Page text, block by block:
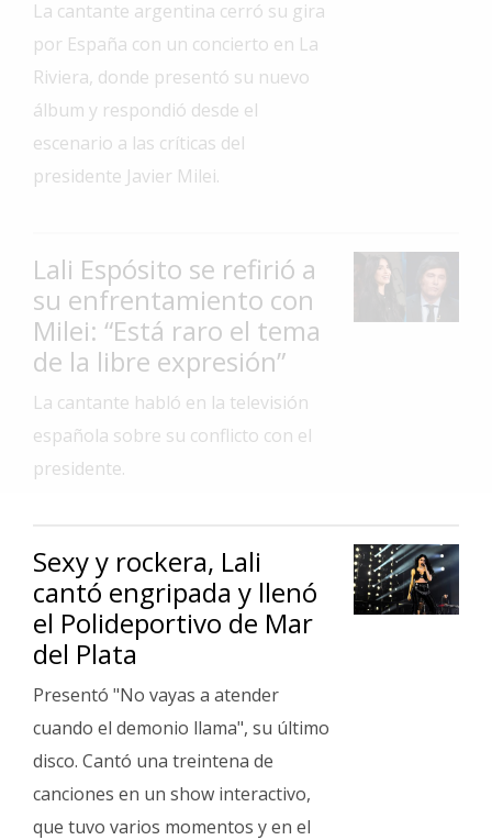
General
Ciudad
Cartelera
Fotos
de
Clasificados
La cantante argentina cerró su gira
por España con un concierto en La
Riviera, donde presentó su nuevo
álbum y respondió desde el
escenario a las críticas del
presidente Javier Milei.
Lali Espósito se refirió a
su enfrentamiento con
Milei: “Está raro el tema
de la libre expresión”
La cantante habló en la televisión
española sobre su conflicto con el
presidente.
Sexy y rockera, Lali
cantó engripada y llenó
el Polideportivo de Mar
del Plata
Presentó "No vayas a atender
cuando el demonio llama", su último
disco. Cantó una treintena de
canciones en un show interactivo,
que tuvo varios momentos y en el